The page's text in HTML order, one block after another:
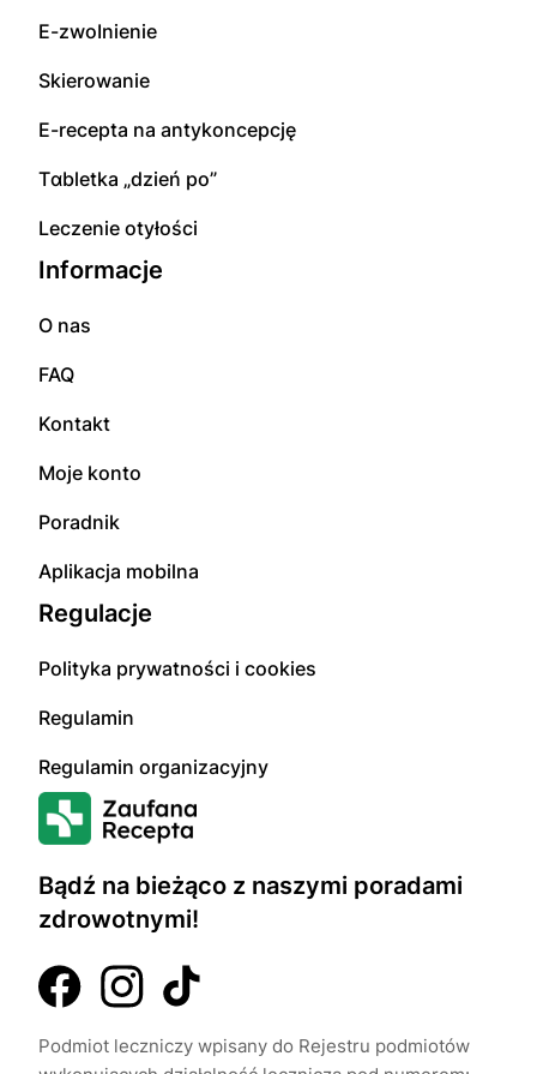
Bądź na bieżąco z naszymi poradami
zdrowotnymi!
Podmiot leczniczy wpisany do Rejestru podmiotów
E-zwоInіenіе
Skierowanie
E-rесерta na аntуkоnсерсję
Tɑbletka „dzień po”
Leczenie otyłości
Informacje
O nas
FAQ
Kontakt
Moje konto
Poradnik
Aplikacja mobilna
Regulacje
Polityka prywatności i cookies
Regulamin
Regulamin organizacyjny